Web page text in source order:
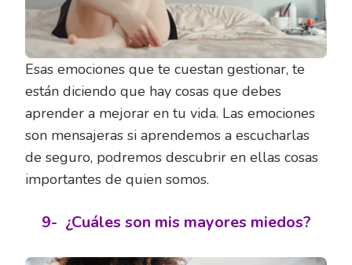
Esas emociones que te cuestan gestionar, te
están diciendo que hay cosas que debes
aprender a mejorar en tu vida. Las emociones
son mensajeras si aprendemos a escucharlas
de seguro, podremos descubrir en ellas cosas
importantes de quien somos.
9- ¿Cuáles son mis mayores miedos?